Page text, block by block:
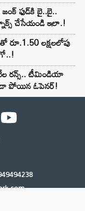
ఫుడ్‌కి బై..బై..
చేసేయండి ఇలా.!
రూ.1.50 లక్షలలోపు
రన్స్.. టీమిండియా
పోయిన ఓపెనర్!